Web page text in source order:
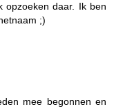
opzoeken daar. Ik ben
;)
mee begonnen en